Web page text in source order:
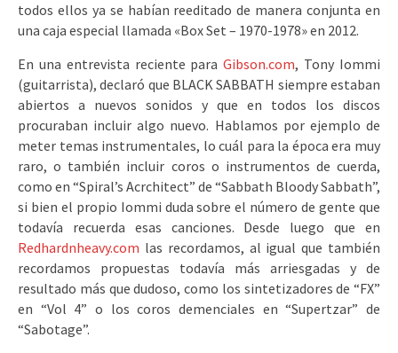
todos ellos ya se habían reeditado de manera conjunta en
una caja especial llamada «Box Set – 1970-1978» en 2012.
En una entrevista reciente paraGibson.com, Tony Iommi
(guitarrista), declaró que BLACK SABBATH siempre estaban
abiertos a nuevos sonidos y que en todos los discos
procuraban incluir algo nuevo. Hablamos por ejemplo de
meter temas instrumentales, lo cuál para la época era muy
raro, o también incluir coros o instrumentos de cuerda,
como en “Spiral’s Acrchitect” de “Sabbath Bloody Sabbath”,
si bien el propio Iommi duda sobre el número de gente que
todavía recuerda esas canciones. Desde luego que en
Redhardnheavy.com las recordamos, al igual que también
recordamos propuestas todavía más arriesgadas y de
resultado más que dudoso, como los sintetizadores de “FX”
en “Vol 4” o los coros demenciales en “Supertzar” de
“Sabotage”.